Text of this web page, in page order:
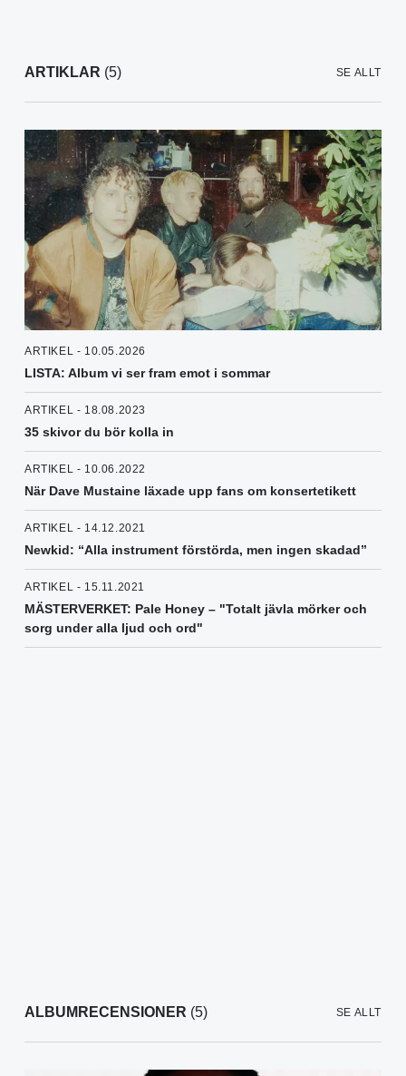
ARTIKLAR (5) SE ALLT
ARTIKEL - 10.05.2026
LISTA: Album vi ser fram emot i sommar
ARTIKEL - 18.08.2023
35 skivor du bör kolla in
ARTIKEL - 10.06.2022
När Dave Mustaine läxade upp fans om konsertetikett
ARTIKEL - 14.12.2021
Newkid: “Alla instrument förstörda, men ingen skadad”
ARTIKEL - 15.11.2021
MÄSTERVERKET: Pale Honey – "Totalt jävla mörker och
sorg under alla ljud och ord"
ALBUMRECENSIONER (5) SE ALLT